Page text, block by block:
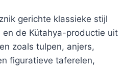
gerichte klassieke stijl
de Kütahya-productie uit
zoals tulpen, anjers,
figuratieve taferelen,